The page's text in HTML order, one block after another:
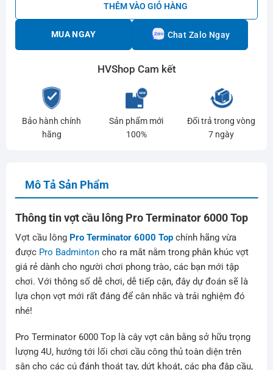
THÊM VÀO GIỎ HÀNG
MUA NGAY Chat Zalo Ngay
HVShop Cam kết
Bảo hành chính
hãng
Sản phẩm mới
100%
Đổi trả trong vòng
7 ngày
Mô Tả Sản Phẩm
Thông tin vợt cầu lông Pro Terminator 6000 Top
Vợt cầu lông Pro Terminator 6000 Topchính hãng vừa
được Pro Badmintoncho ra mắt nằm trong phân khúc vợt
giá rẻ dành cho người chơi phong trào, các bạn mới tập
chơi. Với thông số dễ chơi, dễ tiếp cận, đây dự đoán sẽ là
lựa chọn vợt mới rất đáng để cân nhắc và trải nghiệm đó
nhé!
Pro Terminator 6000 Top là cây vợt cân bằng sở hữu trọng
lượng 4U, hướng tới lối chơi cầu công thủ toàn diện trên
sân cho các cú đánh thoát tay, dứt khoát, các pha đập cầu,